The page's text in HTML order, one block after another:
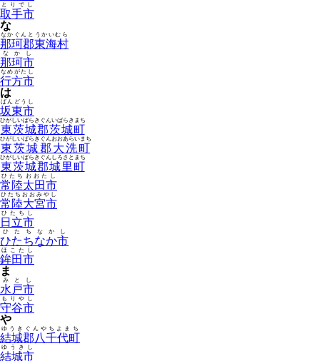
取手市
とりでし
な
那珂郡東海村
なかぐんとうかいむら
那珂市
なかし
行方市
なめがたし
は
坂東市
ばんどうし
東茨城郡茨城町
ひがしいばらきぐんいばらきまち
東茨城郡大洗町
ひがしいばらきぐんおおあらいまち
東茨城郡城里町
ひがしいばらきぐんしろさとまち
常陸太田市
ひたちおおたし
常陸大宮市
ひたちおおみやし
日立市
ひたちし
ひたちなか市
ひたちなかし
鉾田市
ほこたし
ま
水戸市
みとし
守谷市
もりやし
や
結城郡八千代町
ゆうきぐんやちよまち
結城市
ゆうきし